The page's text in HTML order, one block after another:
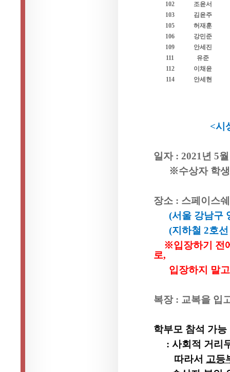
102
조윤서
103
김윤주
105
허재훈
106
강민준
109
안세진
111
유준
112
이채윤
114
안세현
<시
일자: 2021 년 5월
※수상자 학
장소 : 스페이스
(서울 강남구
(지하철 2호
※입장하기 전
로,
입장하지 말
복장: 교복을 입
학부모 참석 가능
: 사회적 거리
따라서 고등